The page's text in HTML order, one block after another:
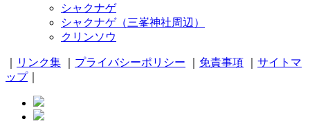
シャクナゲ
シャクナゲ（三峯神社周辺）
クリンソウ
リンク集 プライバシーポリシー 免責事項
サイトマ
ップ｜